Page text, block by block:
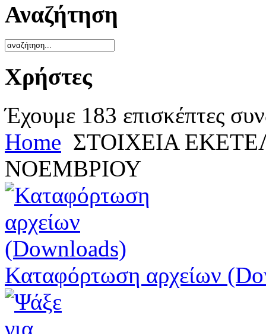
Αναζήτηση
Χρήστες
Έχουμε 183 επισκέπτες
Home ΣΤΟΙΧΕΙΑ
ΝΟΕΜΒΡΙΟΥ
Καταφόρτωση αρχείων